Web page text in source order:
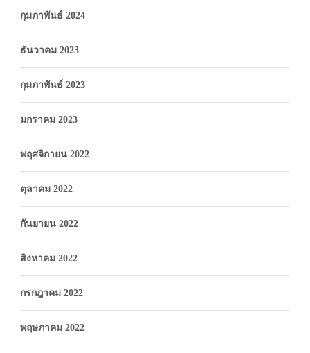
กุมภาพันธ์ 2024
ธันวาคม 2023
กุมภาพันธ์ 2023
มกราคม 2023
พฤศจิกายน 2022
ตุลาคม 2022
กันยายน 2022
สิงหาคม 2022
กรกฎาคม 2022
พฤษภาคม 2022